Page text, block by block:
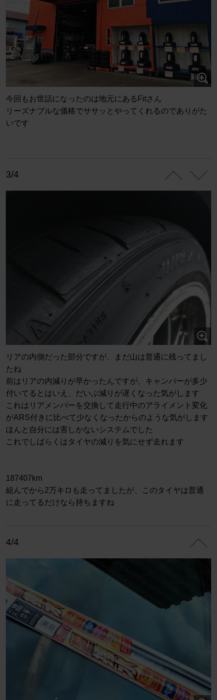
今回もお世話になったのは地元にあるFitさん
リーズナブルな価格でササッとやってくれるのでありがた
いです
3/4
リアの内側だった部分ですが、まだ山は普通に残ってまし
たね
前はリアの内減りが早かったんですが、キャンバーが多少
付いてるとはいえ、だいぶ減りが遅くなった気がします
これはリアメンバーを交換して走行中のアライメント変化
がARS付きに比べて少なくなったからのような気がします
ほんと自分には害しかないシステムでした
これでしばらくはタイヤの減りを気にせず走れます
187407km
組んでから2万キロも走ってましたが、このタイヤは普通
に走ってるだけなら持ちますね
4/4